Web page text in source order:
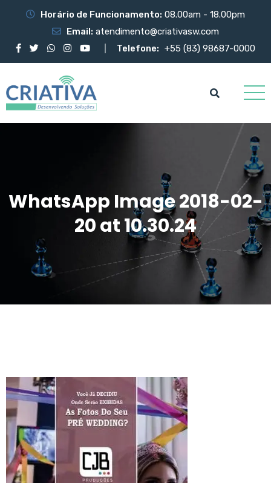
Horário de Funcionamento: 08.00am - 18.00pm
Email: atendimento@criativasw.com
Telefone: +55 (83) 98687-0000
WhatsApp Image 2018-02-
20 at 10.30.24